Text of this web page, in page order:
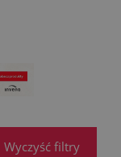
Wyczyść filtry